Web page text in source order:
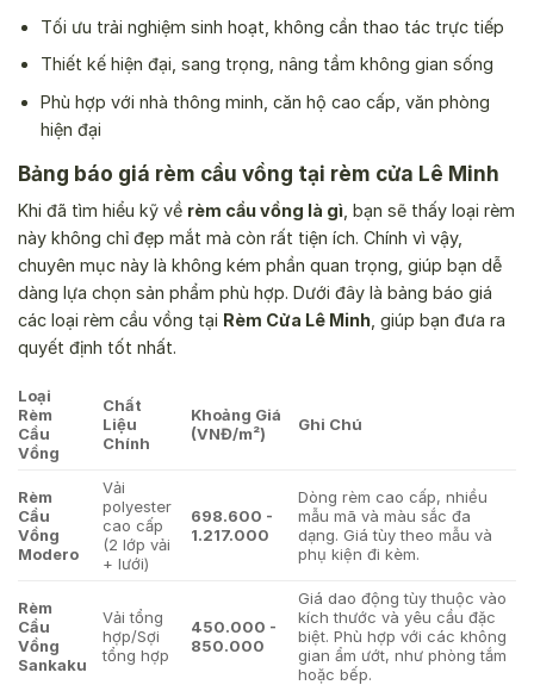
Tối ưu trải nghiệm sinh hoạt, không cần thao tác trực tiếp
Thiết kế hiện đại, sang trọng, nâng tầm không gian sống
Phù hợp với nhà thông minh, căn hộ cao cấp, văn phòng
hiện đại
Bảng báo giá rèm cầu vồng tại rèm cửa Lê Minh
Khi đã tìm hiểu kỹ về rèm cầu vồng là gì , bạn sẽ thấy loại rèm
này không chỉ đẹp mắt mà còn rất tiện ích. Chính vì vậy,
chuyên mục này là không kém phần quan trọng, giúp bạn dễ
dàng lựa chọn sản phẩm phù hợp. Dưới đây là bảng báo giá
các loại rèm cầu vồng tại Rèm Cửa Lê Minh , giúp bạn đưa ra
quyết định tốt nhất.
Loại
Rèm
Cầu
Vồng
Chất
Liệu
Chính
Khoảng Giá
(VNĐ/m²)
Ghi Chú
Rèm
Cầu
Vồng
Modero
Vải
polyester
cao cấp
(2 lớp vải
+ lưới)
698.600 -
1.217.000
Dòng rèm cao cấp, nhiều
mẫu mã và màu sắc đa
dạng. Giá tùy theo mẫu và
phụ kiện đi kèm.
Rèm
Cầu
Vồng
Sankaku
Vải tổng
hợp/Sợi
tổng hợp
450.000 -
850.000
Giá dao động tùy thuộc vào
kích thước và yêu cầu đặc
biệt. Phù hợp với các không
gian ẩm ướt, như phòng tắm
hoặc bếp.